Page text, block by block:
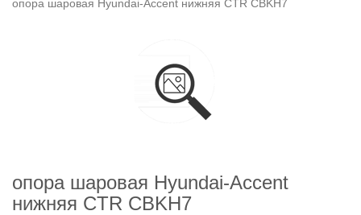
опора шаровая Hyundai-Accent нижняя CTR CBKH7
опора шаровая Hyundai-Accent
нижняя CTR CBKH7